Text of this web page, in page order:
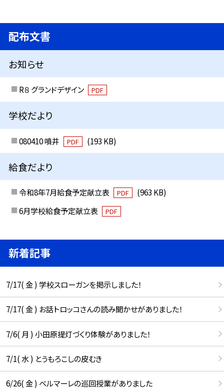
配布文書
お知らせ
R８ グランドデザイン PDF
学校だより
080410 噴井 PDF (193 KB)
給食だより
令和8年7月給食予定献立表 PDF
(963 KB)
6月学校給食予定献立表
PDF
新着記事
7/17( 金 ) 学校スローガンを掲示しました！
7/17( 金 ) お話トロッコさんの読み聞かせがありました！
7/6( 月 ) 小田原提灯づくり体験がありました！
7/1( 水 ) とうもろこしの皮むき
6/26( 金 ) ベルマーレの巡回授業がありました